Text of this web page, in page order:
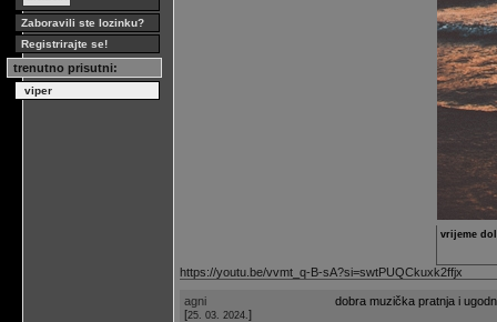
Zaboravili ste lozinku?
Registrirajte se!
trenutno prisutni:
viper
vrijeme
https://youtu.be/vvmt_q-B-sA?si=swtPUQCkuxk2ffjx
agni
[25. 03. 2024. ]
dobra muzička pratnja i